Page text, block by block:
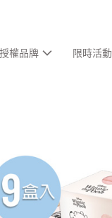
權品牌 限時活動